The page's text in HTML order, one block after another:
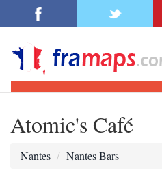
Atomic's Café
Nantes Nantes Bars